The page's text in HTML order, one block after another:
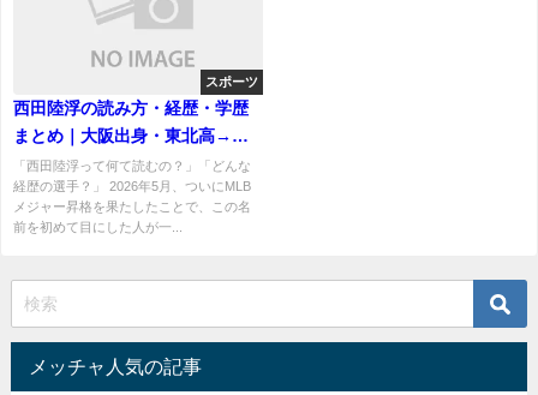
スポーツ
西田陸浮の読み方・経歴・学歴
まとめ｜大阪出身・東北高→オ
レゴン大→MLB昇格の全軌跡
「西田陸浮って何て読むの？」「どんな
経歴の選手？」 2026年5月、ついにMLB
メジャー昇格を果たしたことで、この名
前を初めて目にした人が一...
メッチャ人気の記事